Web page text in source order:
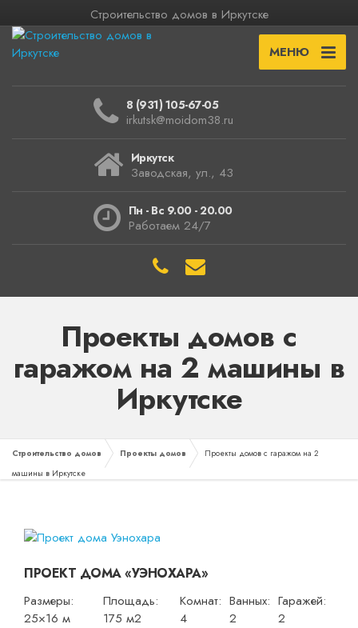
Строительство домов в Иркутске
МЕНЮ
8 (931) 105-67-05
irkutsk@moidom38.ru
Иркутск
Заводская, ул., 43
Пн - Вс 9.00 - 20.00
Работаем 24/7
Проекты домов с
гаражом на 2 машины в
Иркутске
Строительство домов Проекты домов
Проекты домов с гаражом на 2
машины в Иркутске
ПРОЕКТ ДОМА «УЭНОХАРА»
Размеры:
25×16 м
Площадь:
175 м2
Комнат:
4
Ванных:
2
Гаражей:
2